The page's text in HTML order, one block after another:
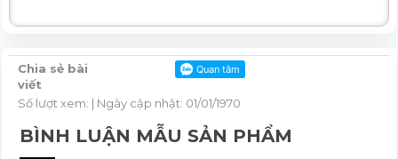
Chia sẻ bài
viết
Số lượt xem: | Ngày cập nhật: 01/01/1970
BÌNH LUẬN MẪU SẢN PHẨM